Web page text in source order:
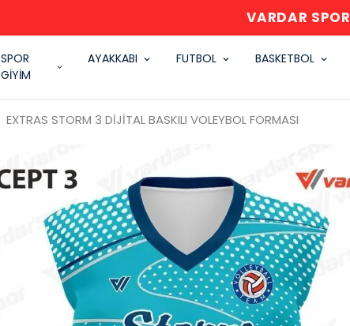
VARDAR SPOR
SPOR
GİYİM
AYAKKABI FUTBOL BASKETBOL
EXTRAS STORM 3 DİJİTAL BASKILI VOLEYBOL FORMASI